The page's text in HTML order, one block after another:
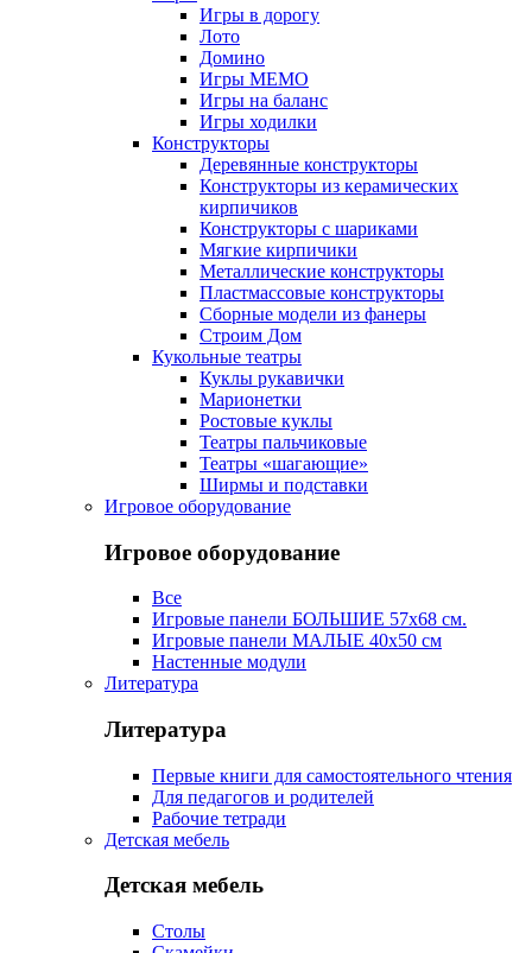
Игры в дорогу
Лото
Домино
Игры МЕМО
Игры на баланс
Игры ходилки
Конструкторы
Деревянные конструкторы
Конструкторы из керамических
кирпичиков
Конструкторы с шариками
Мягкие кирпичики
Металлические конструкторы
Пластмассовые конструкторы
Сборные модели из фанеры
Строим Дом
Кукольные театры
Куклы рукавички
Марионетки
Ростовые куклы
Театры пальчиковые
Театры «шагающие»
Ширмы и подставки
Игровое оборудование
Игровое оборудование
Все
Игровые панели БОЛЬШИЕ 57х68 см.
Игровые панели МАЛЫЕ 40х50 см
Настенные модули
Литература
Литература
Первые книги для самостоятельного чтения
Для педагогов и родителей
Рабочие тетради
Детская мебель
Детская мебель
Столы